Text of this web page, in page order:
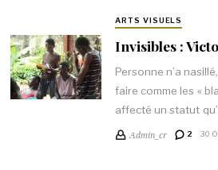
ARTS VISUELS
Invisibles :
Personne n’a
faire comme les «
affecté un statut
Admin_cr 2 30